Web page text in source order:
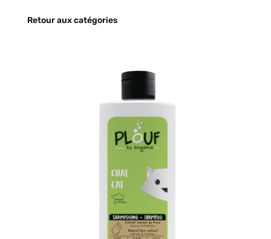
Retour aux catégories